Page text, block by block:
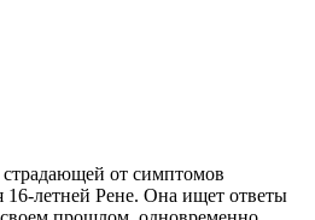
страдающей от симптомов
16-летней Рене. Она ищет ответы